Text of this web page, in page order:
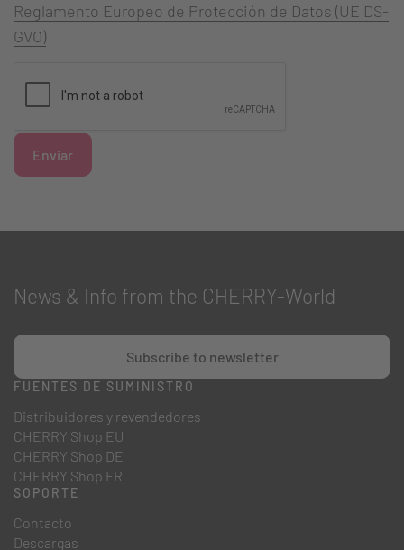
Reglamento Europeo de Protección de Datos (UE DS-
GVO)
Enviar
News & Info from the CHERRY-World
Subscribe to newsletter
FUENTES DE SUMINISTRO
Distribuidores y revendedores
CHERRY Shop EU
CHERRY Shop DE
CHERRY Shop FR
SOPORTE
Contacto
Descargas